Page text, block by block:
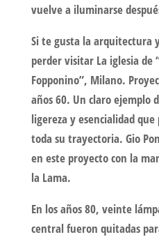
vuelve a iluminarse
Si te gusta la arquitectura
perder visitar La iglesia de
Fopponino”, Milano.
años 60. Un claro ejemplo
ligereza y esencialidad
toda su trayectoria. Gio
en este proyecto con la
la Lama.
En los años 80, veinte
central fueron quitadas